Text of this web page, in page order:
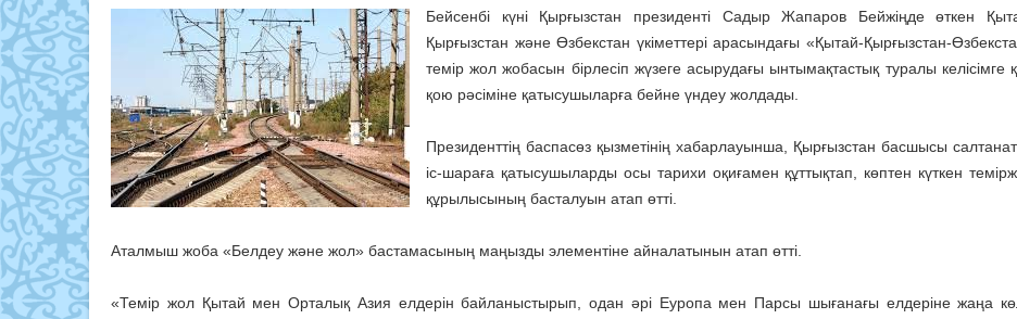
Бейсенбі күні Қырғызстан президенті Садыр Жапаров Бейжіңде өткен
Қырғызстан және Өзбекстан үкіметтері арасындағы «Қытай-Қырғызстан-
темір жол жобасын бірлесіп жүзеге асырудағы ынтымақтастық туралы келісімге
қою рәсіміне қатысушыларға бейне үндеу жолдады.
Президенттің баспасөз қызметінің хабарлауынша, Қырғызстан басшысы
іс-шараға қатысушыларды осы тарихи оқиғамен құттықтап, көптен күткен
құрылысының басталуын атап өтті.
Аталмыш жоба «Белдеу және жол» бастамасының маңызды элементіне айналатынын атап өтті.
«Темір жол Қытай мен Орталық Азия елдерін байланыстырып, одан әрі Еуропа мен Парсы шығанағы елдеріне жаңа